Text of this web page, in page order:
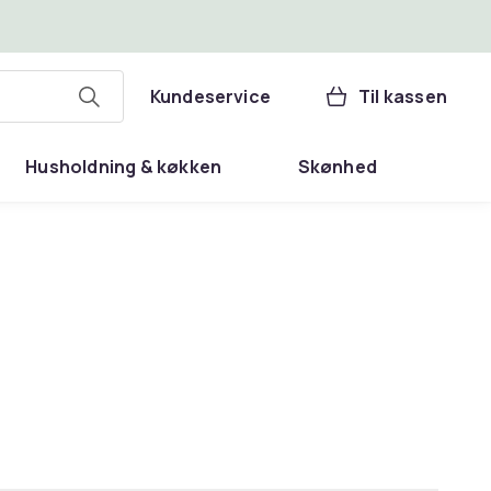
Kundeservice Til kassen
Husholdning & køkken Skønhed